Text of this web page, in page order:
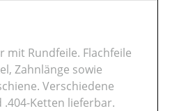
Rundfeile. Flachfeile
Zahnlänge sowie
Verschiedene
Ketten lieferbar.